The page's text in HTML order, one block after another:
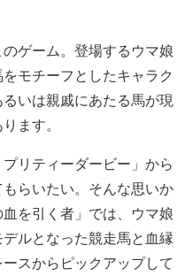
ゲーム。登場するウマ娘
モチーフとしたキャラク
いは親戚にあたる馬が現
ます。
リティーダービー」から
らいたい。そんな思いか
を引く者」では、ウマ娘
ルとなった競走馬と血縁
スからピックアップして